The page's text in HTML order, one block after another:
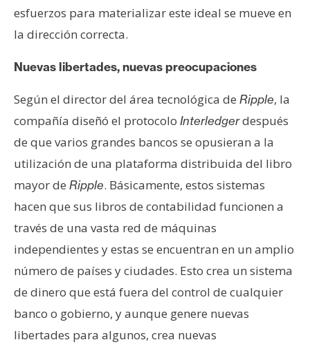
esfuerzos para materializar este ideal se mueve en
la dirección correcta.
Nuevas libertades, nuevas preocupaciones
Según el director del área tecnológica de Ripple, la
compañía diseñó el protocolo Interledgerdespués
de que varios grandes bancos se opusieran a la
utilización de una plataforma distribuida del libro
mayor de Ripple. Básicamente, estos sistemas
hacen que sus libros de contabilidad funcionen a
través de una vasta red de máquinas
independientes y estas se encuentran en un amplio
número de países y ciudades. Esto crea un sistema
de dinero que está fuera del control de cualquier
banco o gobierno, y aunque genere nuevas
libertades para algunos, crea nuevas